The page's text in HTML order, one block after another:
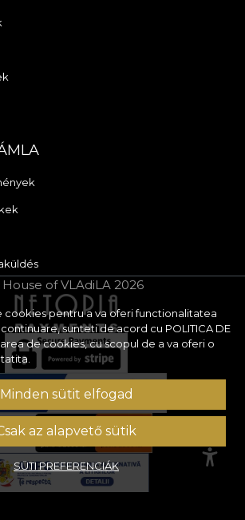
cookies pentru a va oferi functionalitatea
sunteti de acord cu POLITICA DE
de cookies, cu scopul de a va oferi o
Minden sütit elfogad
az alapvető sütik
SÜTI PREFERENCIÁK
of VLAdiLA 2026